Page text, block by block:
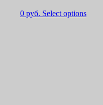
0 руб. Select options